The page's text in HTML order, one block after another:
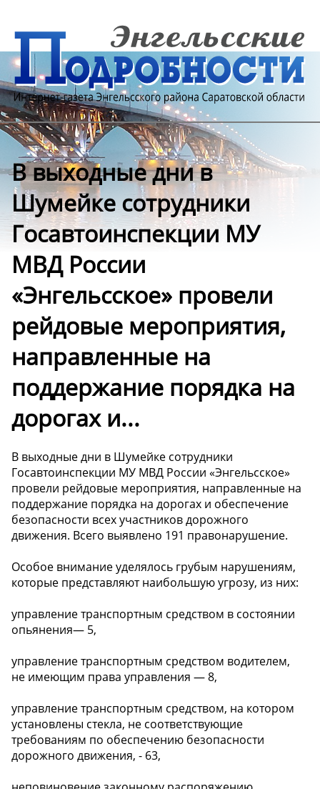
В выходные дни в
Шумейке сотрудники
Госавтоинспекции МУ
МВД России
«Энгельсское» провели
рейдовые мероприятия,
направленные на
поддержание порядка на
дорогах и...
В выходные дни в Шумейке сотрудники
Госавтоинспекции МУ МВД России «Энгельсское»
провели рейдовые мероприятия, направленные на
поддержание порядка на дорогах и обеспечение
безопасности всех участников дорожного
движения. Всего выявлено 191 правонарушение.
Особое внимание уделялось грубым нарушениям,
которые представляют наибольшую угрозу, из них:
управление транспортным средством в состоянии
опьянения— 5,
управление транспортным средством водителем,
не имеющим права управления — 8,
управление транспортным средством, на котором
установлены стекла, не соответствующие
требованиям по обеспечению безопасности
дорожного движения, - 63,